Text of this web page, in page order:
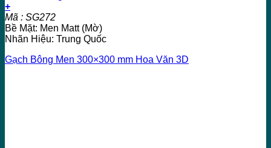
+
Mã : SG272
Bề Mặt: Men Matt (Mờ)
Nhãn Hiệu: Trung Quốc
Gạch Bông Men 300×300 mm Hoa Văn 3D